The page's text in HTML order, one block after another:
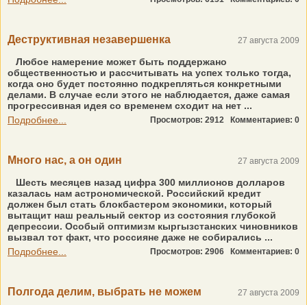
Деструктивная незавершенка 27 августа 2009
Любое намерение может быть поддержано
общественностью и рассчитывать на успех только тогда,
когда оно будет постоянно подкрепляться конкретными
делами. В случае если этого не наблюдается, даже самая
прогрессивная идея со временем сходит на нет ...
Подробнее...
Просмотров: 2912 Комментариев: 0
Много нас, а он один 27 августа 2009
Шесть месяцев назад цифра 300 миллионов долларов
казалась нам астрономической. Российский кредит
должен был стать блокбастером экономики, который
вытащит наш реальный сектор из состояния глубокой
депрессии. Особый оптимизм кыргызстанских чиновников
вызвал тот факт, что россияне даже не собирались ...
Подробнее...
Просмотров: 2906 Комментариев: 0
Полгода делим, выбрать не можем 27 августа 2009